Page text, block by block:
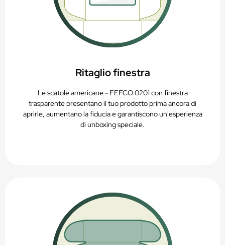
Ritaglio finestra
Le scatole americane - FEFCO 0201 con finestra
trasparente presentano il tuo prodotto prima ancora di
aprirle, aumentano la fiducia e garantiscono un'esperienza
di unboxing speciale.